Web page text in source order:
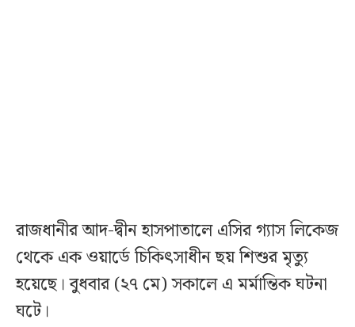
রাজধানীর আদ-দ্বীন হাসপাতালে এসির গ্যাস লিকেজ
থেকে এক ওয়ার্ডে চিকিৎসাধীন ছয় শিশুর মৃত্যু
হয়েছে। বুধবার (২৭ মে) সকালে এ মর্মান্তিক ঘটনা
ঘটে।